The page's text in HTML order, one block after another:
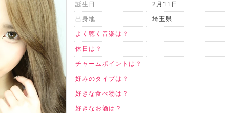
誕生日 2月11日
出身地 埼玉県
よく聴く音楽は？
休日は？
チャームポイントは？
好みのタイプは？
好きな食べ物は？
好きなお酒は？